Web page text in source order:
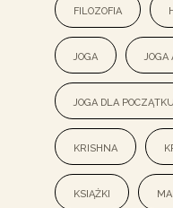
filozofia
joga joga
joga dla
krishna
książki